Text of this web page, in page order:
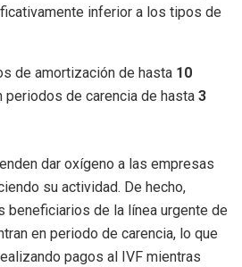
inferior a los tipos de
de amortización de hasta 10
periodos de carencia de hasta3
dar oxígeno a las empresas
su actividad. De hecho,
beneficiarios de la línea urgente de
en periodo de carencia, lo que
pagos al IVF mientras